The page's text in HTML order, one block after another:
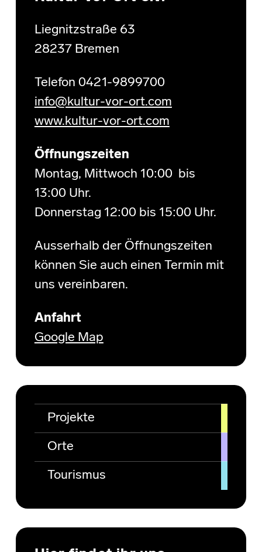
Liegnitzstraße 63
28237 Bremen
Telefon 0421-9899700
info@kultur-vor-ort.com
www.kultur-vor-ort.com
Öffnungszeiten
Montag, Mittwoch 10:00 bis
13:00 Uhr.
Donnerstag 12:00 bis 15:00 Uhr.
Ausserhalb der Öffnungszeiten
können Sie auch einen Termin mit
uns vereinbaren.
Anfahrt
Google Map
Projekte
Orte
Tourismus